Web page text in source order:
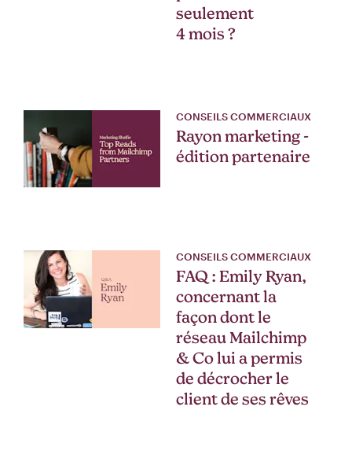
seulement
4 mois ?
CONSEILS COMMERCIAUX
Rayon marketing -
édition partenaire
CONSEILS COMMERCIAUX
FAQ : Emily Ryan,
concernant la
façon dont le
réseau Mailchimp
& Co lui a permis
de décrocher le
client de ses rêves